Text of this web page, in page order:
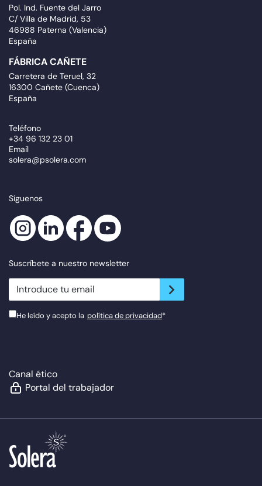
Pol. Ind. Fuente del Jarro
C/ Villa de Madrid, 53
46988 Paterna (Valencia)
España
FÁBRICA CAÑETE
Carretera de Teruel, 32
16300 Cañete (Cuenca)
España
Teléfono
+34 96 132 23 01
Email
solera@psolera.com
Síguenos
Suscríbete a nuestro newsletter
newsletter.suscribe
He leído y acepto la política de privacidad*
Canal ético
Portal del trabajador